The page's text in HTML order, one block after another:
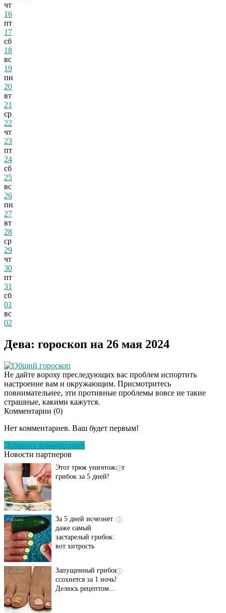
чт
16
пт
17
сб
18
вс
19
пн
20
вт
21
ср
22
чт
23
пт
24
сб
25
вс
26
пн
27
вт
28
ср
29
чт
30
пт
31
сб
01
вс
02
Дева: гороскоп на 26 мая 2024
Общий гороскоп
Не дайте вороху преследующих вас проблем испортить
настроение вам и окружающим. Присмотритесь
повнимательнее, эти противные проблемы вовсе не такие
страшные, какими кажутся.
Комментарии (0)
Нет комментариев. Ваш будет первым!
Добавить комментарий
Новости партнеров
Даже самый
исчезнет с корнем,
Этот трюк уничтожает
грибок за 5 дней!
За 5 дней исчезнет
даже самый
застарелый грибок:
вот хитрость
Запущенный грибок
ссохнется за 1 ночь!
Делюсь рецептом...